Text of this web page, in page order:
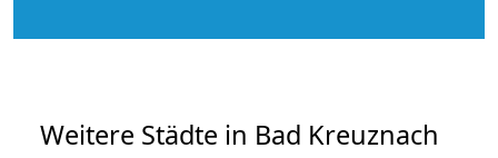
Weitere Städte in Bad Kreuznach